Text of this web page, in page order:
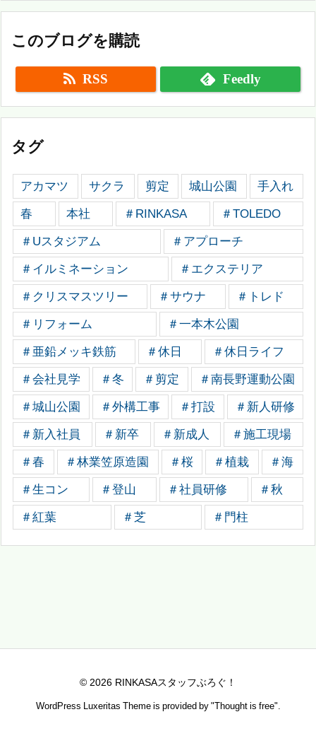
このブログを購読
RSS Feedly
タグ
アカマツ サクラ 剪定 城山公園 手入れ
春 本社 ＃RINKASA ＃TOLEDO
＃Uスタジアム ＃アプローチ
＃イルミネーション ＃エクステリア
＃クリスマスツリー ＃サウナ ＃トレド
＃リフォーム ＃一本木公園
＃亜鉛メッキ鉄筋 ＃休日 ＃休日ライフ
＃会社見学 ＃冬 ＃剪定 ＃南長野運動公園
＃城山公園 ＃外構工事 ＃打設 ＃新人研修
＃新入社員 ＃新卒 ＃新成人 ＃施工現場
＃春 ＃林業笠原造園 ＃桜 ＃植栽 ＃海
＃生コン ＃登山 ＃社員研修 ＃秋
＃紅葉 ＃芝 ＃門柱
© 2026 RINKASAスタッフぶろぐ！
WordPress Luxeritas Theme is provided by "Thought is free".